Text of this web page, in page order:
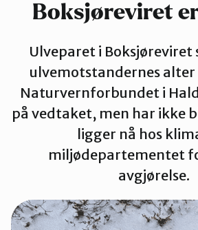
Halden
Indre Østfold
Moss-Våler
Sarpsborg
Boksjøreviret
Ulveparet i Boksjøreviret
ulvemotstandernes
Naturvernforbundet i
på vedtaket, men har ikke
ligger nå hos
miljødepartementet
avgjørelse.